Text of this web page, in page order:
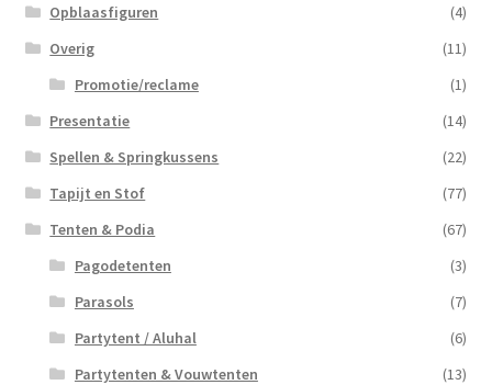
Opblaasfiguren
(4)
Overig
(11)
Promotie/reclame
(1)
Presentatie
(14)
Spellen & Springkussens
(22)
Tapijt en Stof
(77)
Tenten & Podia
(67)
Pagodetenten
(3)
Parasols
(7)
Partytent / Aluhal
(6)
Partytenten & Vouwtenten
(13)